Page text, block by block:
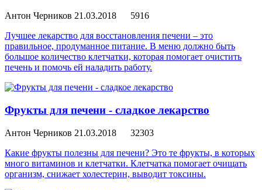
Антон Черников 21.03.2018
5916
Лучшее лекарство для восстановления печени – это
правильное, продуманное питание. В меню должно быть
большое количество клетчатки, которая помогает очистить
печень и помочь ей наладить работу.
Фрукты для печени - сладкое лекарство
Антон Черников 21.03.2018
32303
Какие фрукты полезны для печени? Это те фрукты, в которых
много витаминов и клетчатки. Клетчатка помогает очищать
организм, снижает холестерин, выводит токсины.